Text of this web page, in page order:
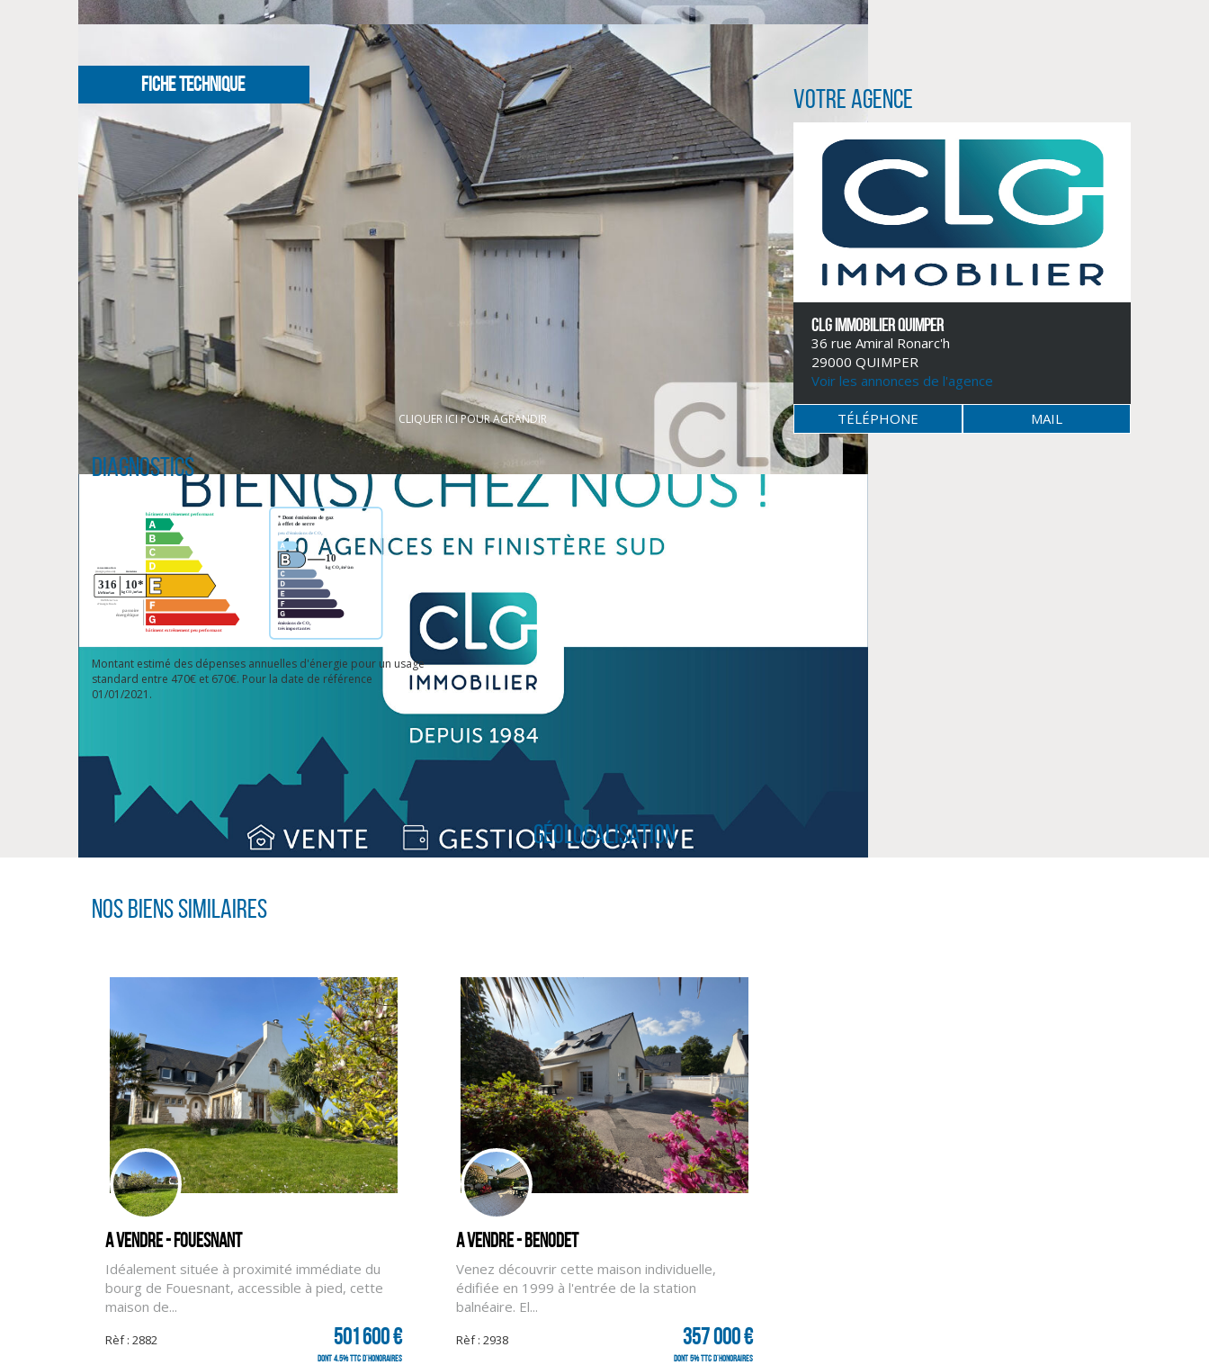
CLIQUER ICI POUR AGRANDIR
NOS HONORAIRES
FICHE TECHNIQUE Votre agence
CLG IMMOBILIER QUIMPER
36 rue Amiral Ronarc'h
29000 QUIMPER
Voir les annonces de l'agence
TÉLÉPHONE MAIL
Diagnostics
Montant estimé des dépenses annuelles d'énergie pour un usage
standard entre 470€ et 670€. Pour la date de référence
01/01/2021.
Géolocalisation
Nos biens similaires
A vendre - FOUESNANT
Idéalement située à proximité immédiate du
bourg de Fouesnant, accessible à pied, cette
maison de...
Rèf : 2882 501 600 €
dont 4.5% TTC d'honoraires
A vendre - BENODET
Venez découvrir cette maison individuelle,
édifiée en 1999 à l'entrée de la station
balnéaire. El...
Rèf : 2938 357 000 €
dont 5% TTC d'honoraires